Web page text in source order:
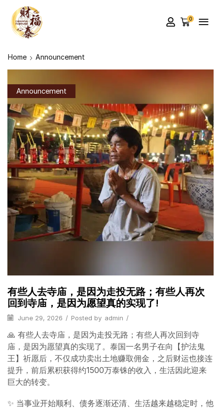
0
Home Announcement
Announcement
有些人去寺庙，是因为走投无路；有些人再次
回到寺庙，是因为愿望真的实现了!
June 29, 2026 / Posted by admin /
🙏 有些人去寺庙，是因为走投无路；有些人再次回到寺
庙，是因为愿望真的实现了。泰国一名男子在向【护法鬼
王】祈愿后，不仅成功卖出土地赚取佣金，之后财运也接连
提升，前后累积获得约1500万泰铢的收入，生活因此迎来
巨大的转变。
✨ 当事业开始顺利、债务逐渐还清、生活越来越稳定时，他